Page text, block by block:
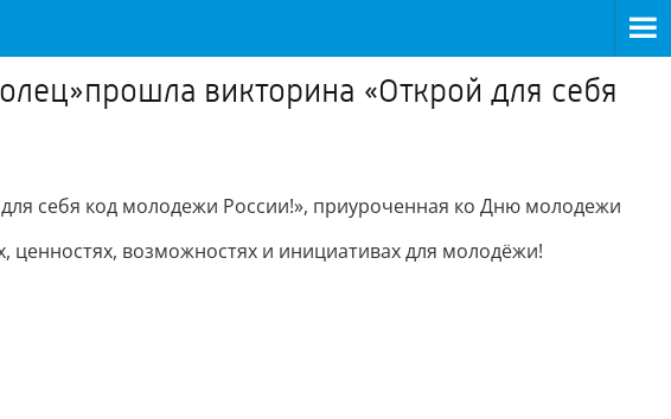
викторина «Открой для себя
себя код молодежи России!», приуроченная ко Дню молодежи
ценностях, возможностях и инициативах для молодёжи!